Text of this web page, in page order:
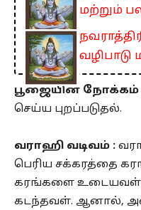
மற்றும்
பூஜையின் நோக்கம்
செய்ய புறப்படுதல்.
வராஹி வடிவம் :
பெரிய சக்கரத்தை
கரங்களை
கடந்தவள். ஆனால்,